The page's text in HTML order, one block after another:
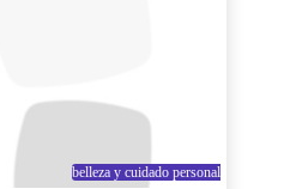
belleza y cuidado personal